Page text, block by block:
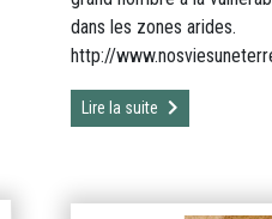
dans les zones arides.
http://
Lire la suite